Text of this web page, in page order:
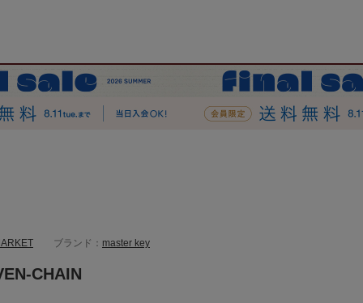
ブランド： master key
CHAIN